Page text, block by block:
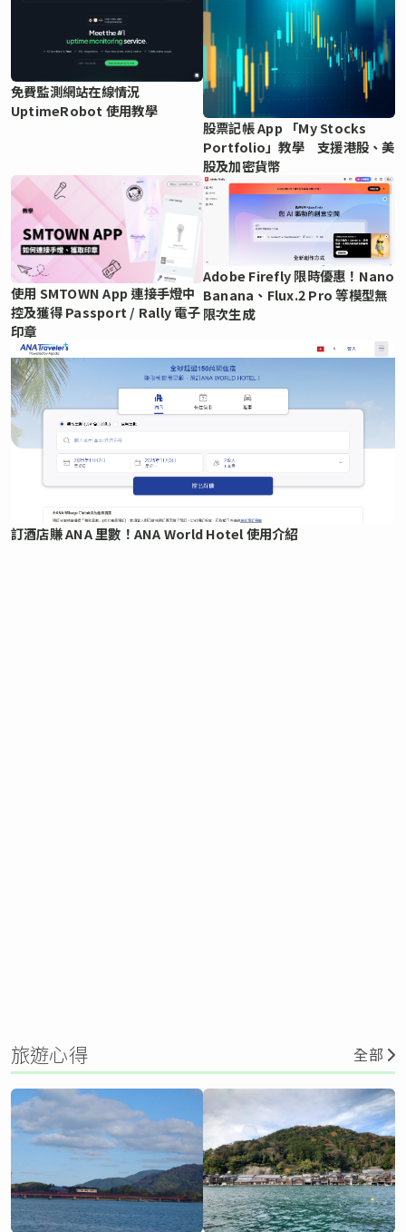
免費監測網站在線情況
UptimeRobot 使用教學
股票記帳 App 「My Stocks
Portfolio」教學 支援港股、美
股及加密貨幣
使用 SMTOWN App 連接手燈中
控及獲得 Passport / Rally 電子
印章
Adobe Firefly 限時優惠！Nano
Banana、Flux.2 Pro 等模型無
限次生成
訂酒店賺 ANA 里數！ANA World Hotel 使用介紹
旅遊心得 全部